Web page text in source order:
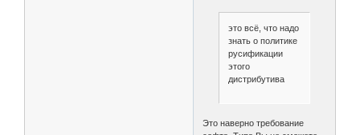
это всё, что надо
знать о политике
русификации
этого
дистрибутива
Это наверно требование